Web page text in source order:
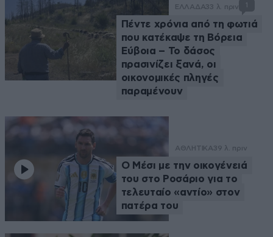
ΕΛΛΑΔΑ33 λ. πριν 1
Πέντε χρόνια από τη φωτιά
που κατέκαψε τη Βόρεια
Εύβοια – Το δάσος
πρασινίζει ξανά, οι
οικονομικές πληγές
παραμένουν
ΑΘΛΗΤΙΚΑ39 λ. πριν
Ο Μέσι με την οικογένειά
του στο Ροσάριο για το
τελευταίο «αντίο» στον
πατέρα του